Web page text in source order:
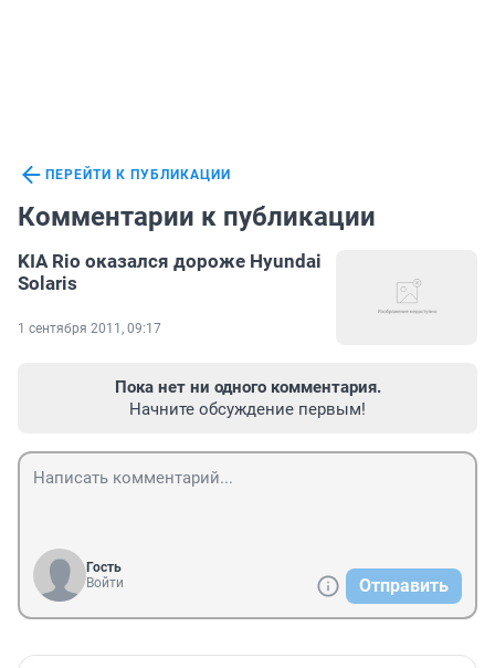
ПЕРЕЙТИ К ПУБЛИКАЦИИ
Комментарии к публикации
KIA Rio оказался дороже Hyundai
Solaris
1 сентября 2011, 09:17
Пока нет ни одного комментария.
Начните обсуждение первым!
Гость
Войти
Отправить